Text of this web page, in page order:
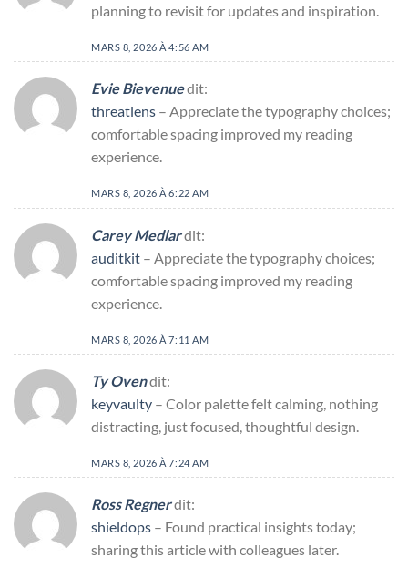
planning to revisit for updates and inspiration.
MARS 8, 2026 À 4:56 AM
Evie Bievenuedit:
threatlens – Appreciate the typography choices;
comfortable spacing improved my reading
experience.
MARS 8, 2026 À 6:22 AM
Carey Medlardit:
auditkit – Appreciate the typography choices;
comfortable spacing improved my reading
experience.
MARS 8, 2026 À 7:11 AM
Ty Ovendit:
keyvaulty – Color palette felt calming, nothing
distracting, just focused, thoughtful design.
MARS 8, 2026 À 7:24 AM
Ross Regnerdit:
shieldops – Found practical insights today;
sharing this article with colleagues later.